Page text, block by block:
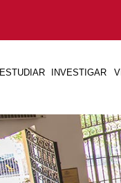
ESTUDIAR INVESTIGAR